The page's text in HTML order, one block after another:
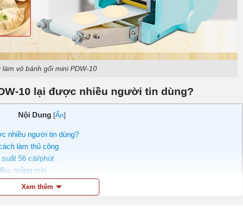
làm vỏ bánh gối mini PDW-10
10 lại được nhiều người tin dùng?
Nội Dung [Ẩn]
nhiều người tin dùng?
làm thủ công
56 cái/phút
mỏng mịn
không bị dính, rách
Xem thêm